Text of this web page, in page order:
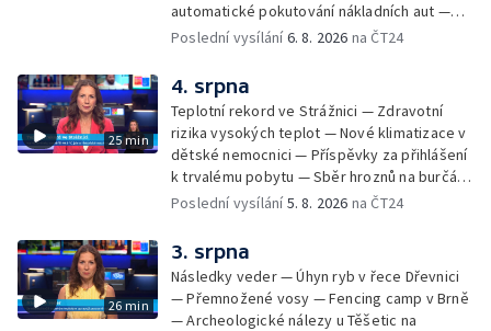
automatické pokutování nákladních aut —
Demolice vyhořelé budovy ve Zlíně — Případ
stadionu na Vyškovsku — Výstraha před
bouřkami — Brno hostí Mezinárodní kytarový
festival — Očkování po kousnutí netopýrem
Poslední vysílání6. 8. 2026 na ČT24
25 min
4. srpna
Teplotní rekord ve Strážnici — Zdravotní
rizika vysokých teplot — Nové klimatizace v
dětské nemocnici — Příspěvky za přihlášení
k trvalému pobytu — Sběr hroznů na burčák
— Dokončení oprav vedení — Skončil termín
vody v obcích — Vyschlá koryta potoků —
Sdílení strážníků na Brněnsku
Poslední vysílání5. 8. 2026 na ČT24
26 min
3. srpna
Následky veder — Úhyn ryb v řece Dřevnici
— Přemnožené vosy — Fencing camp v Brně
— Archeologické nálezy u Těšetic na